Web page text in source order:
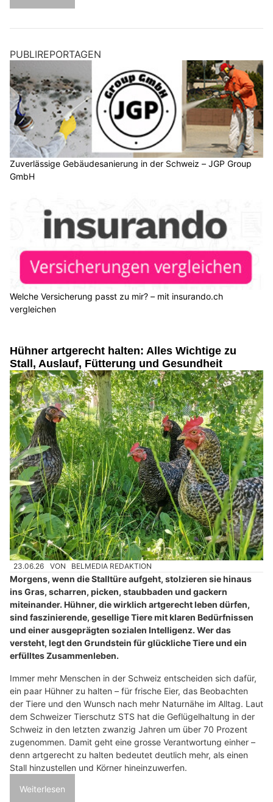
PUBLIREPORTAGEN
Zuverlässige Gebäudesanierung in der Schweiz – JGP Group
GmbH
Welche Versicherung passt zu mir? – mit insurando.ch
vergleichen
Hühner artgerecht halten: Alles Wichtige zu
Stall, Auslauf, Fütterung und Gesundheit
23.06.26 VON BELMEDIA REDAKTION
Morgens, wenn die Stalltüre aufgeht, stolzieren sie hinaus
ins Gras, scharren, picken, staubbaden und gackern
miteinander. Hühner, die wirklich artgerecht leben dürfen,
sind faszinierende, gesellige Tiere mit klaren Bedürfnissen
und einer ausgeprägten sozialen Intelligenz. Wer das
versteht, legt den Grundstein für glückliche Tiere und ein
erfülltes Zusammenleben.
Immer mehr Menschen in der Schweiz entscheiden sich dafür,
ein paar Hühner zu halten – für frische Eier, das Beobachten
der Tiere und den Wunsch nach mehr Naturnähe im Alltag. Laut
dem Schweizer Tierschutz STS hat die Geflügelhaltung in der
Schweiz in den letzten zwanzig Jahren um über 70 Prozent
zugenommen. Damit geht eine grosse Verantwortung einher –
denn artgerecht zu halten bedeutet deutlich mehr, als einen
Stall hinzustellen und Körner hineinzuwerfen.
Weiterlesen